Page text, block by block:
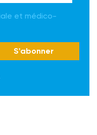
et médico-
S'abonner